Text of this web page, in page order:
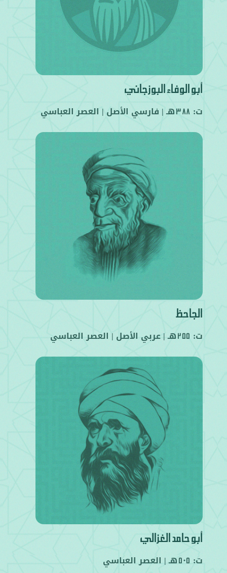
أبو الوفاء البوزجاني
ت: 388هـ | فارسي الأصل | العصر العباسي
الجاحظ
ت: 255هـ |عربي الأصل | العصر العباسي
أبو حامد الغزالي
ت: 505هـ |العصر العباسي